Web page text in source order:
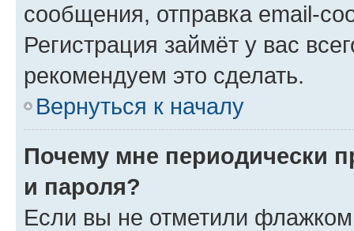
сообщения, отправка email-
Регистрация займёт у вас
рекомендуем это сделать.
Вернуться к началу
Почему мне периодически
и пароля?
Если вы не отметили